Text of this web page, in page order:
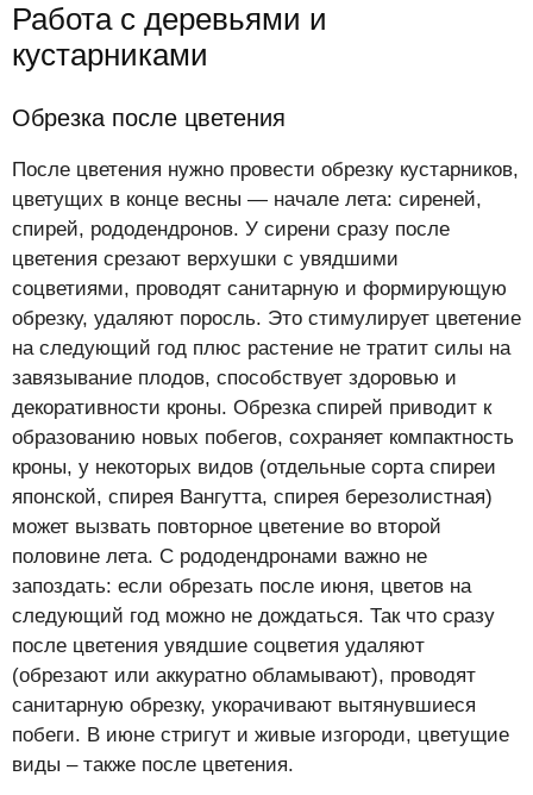
Работа с деревьями и
кустарниками
Обрезка после цветения
После цветения нужно провести обрезку кустарников,
цветущих в конце весны — начале лета: сиреней,
спирей, рододендронов. У сирени сразу после
цветения срезают верхушки с увядшими
соцветиями, проводят санитарную и формирующую
обрезку, удаляют поросль. Это стимулирует цветение
на следующий год плюс растение не тратит силы на
завязывание плодов, способствует здоровью и
декоративности кроны. Обрезка спирей приводит к
образованию новых побегов, сохраняет компактность
кроны, у некоторых видов (отдельные сорта спиреи
японской, спирея Вангутта, спирея березолистная)
может вызвать повторное цветение во второй
половине лета. С рододендронами важно не
запоздать: если обрезать после июня, цветов на
следующий год можно не дождаться. Так что сразу
после цветения увядшие соцветия удаляют
(обрезают или аккуратно обламывают), проводят
санитарную обрезку, укорачивают вытянувшиеся
побеги. В июне стригут и живые изгороди, цветущие
виды – также после цветения.